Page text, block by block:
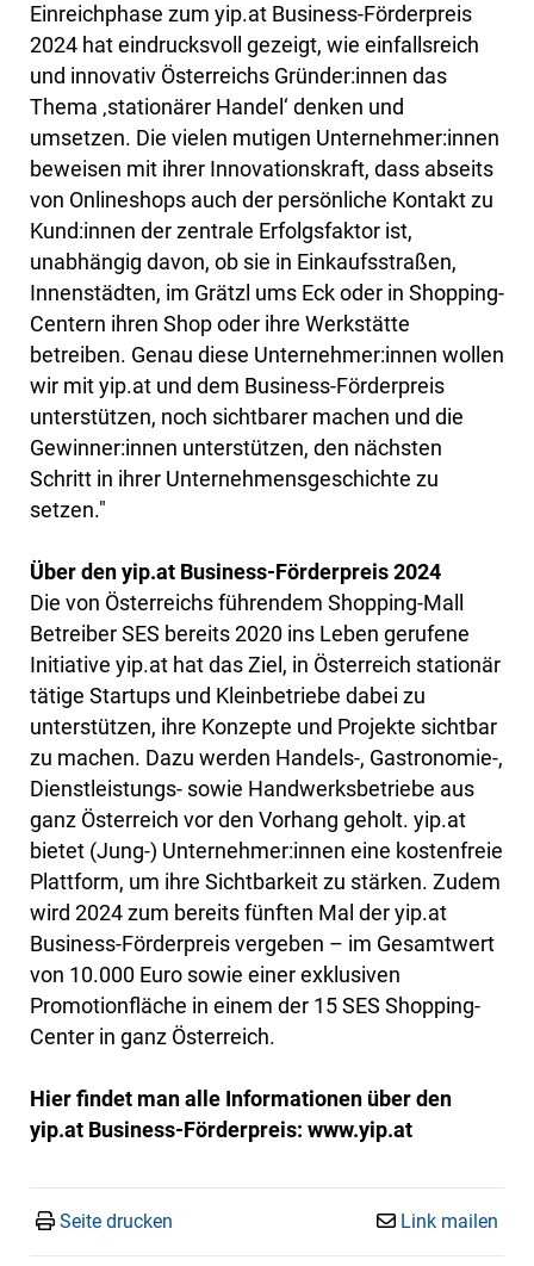
Einreichphase zum yip.at Business-Förderpreis
2024 hat eindrucksvoll gezeigt, wie einfallsreich
und innovativ Österreichs Gründer:innen das
Thema ‚stationärer Handel‘ denken und
umsetzen. Die vielen mutigen Unternehmer:innen
beweisen mit ihrer Innovationskraft, dass abseits
von Onlineshops auch der persönliche Kontakt zu
Kund:innen der zentrale Erfolgsfaktor ist,
unabhängig davon, ob sie in Einkaufsstraßen,
Innenstädten, im Grätzl ums Eck oder in Shopping-
Centern ihren Shop oder ihre Werkstätte
betreiben. Genau diese Unternehmer:innen wollen
wir mit yip.at und dem Business-Förderpreis
unterstützen, noch sichtbarer machen und die
Gewinner:innen unterstützen, den nächsten
Schritt in ihrer Unternehmensgeschichte zu
setzen."
Über den yip.at Business-Förderpreis 2024
Die von Österreichs führendem Shopping-Mall
Betreiber SES bereits 2020 ins Leben gerufene
Initiative yip.at hat das Ziel, in Österreich stationär
tätige Startups und Kleinbetriebe dabei zu
unterstützen, ihre Konzepte und Projekte sichtbar
zu machen. Dazu werden Handels-, Gastronomie-,
Dienstleistungs- sowie Handwerksbetriebe aus
ganz Österreich vor den Vorhang geholt. yip.at
bietet (Jung-) Unternehmer:innen eine kostenfreie
Plattform, um ihre Sichtbarkeit zu stärken. Zudem
wird 2024 zum bereits fünften Mal der yip.at
Business-Förderpreis vergeben – im Gesamtwert
von 10.000 Euro sowie einer exklusiven
Promotionfläche in einem der 15 SES Shopping-
Center in ganz Österreich.
Hier findet man alle Informationen über den
yip.at Business-Förderpreis: www.yip.at
Seite drucken Link mailen